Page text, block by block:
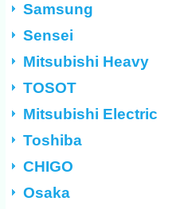
Samsung
Sensei
Mitsubishi Heavy
TOSOT
Mitsubishi Electric
Toshiba
CHIGO
Osaka